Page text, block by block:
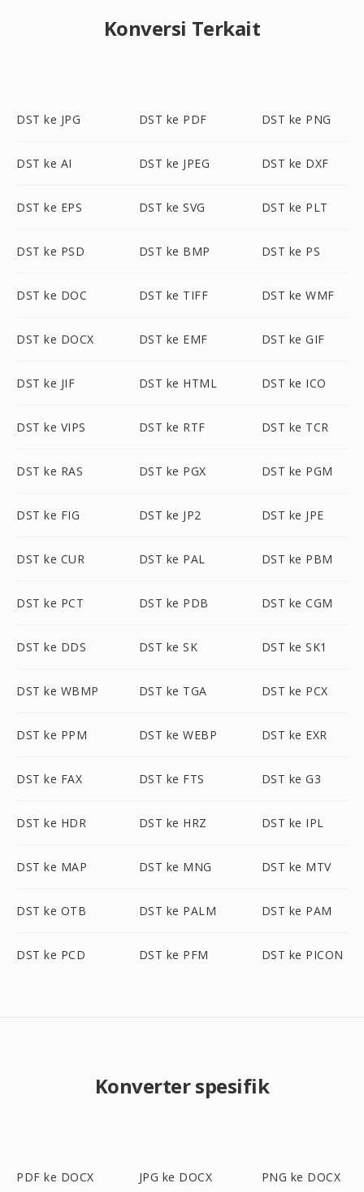
Konversi Terkait
DST ke JPG DST ke PDF DST ke PNG
DST ke AI DST ke JPEG DST ke DXF
DST ke EPS DST ke SVG DST ke PLT
DST ke PSD DST ke BMP DST ke PS
DST ke DOC DST ke TIFF DST ke WMF
DST ke DOCX DST ke EMF DST ke GIF
DST ke JIF DST ke HTML DST ke ICO
DST ke VIPS DST ke RTF DST ke TCR
DST ke RAS DST ke PGX DST ke PGM
DST ke FIG DST ke JP2 DST ke JPE
DST ke CUR DST ke PAL DST ke PBM
DST ke PCT DST ke PDB DST ke CGM
DST ke DDS DST ke SK DST ke SK1
DST ke WBMP DST ke TGA DST ke PCX
DST ke PPM DST ke WEBP DST ke EXR
DST ke FAX DST ke FTS DST ke G3
DST ke HDR DST ke HRZ DST ke IPL
DST ke MAP DST ke MNG DST ke MTV
DST ke OTB DST ke PALM DST ke PAM
DST ke PCD DST ke PFM DST ke PICON
Konverter spesifik
PDF ke DOCX JPG ke DOCX PNG ke DOCX